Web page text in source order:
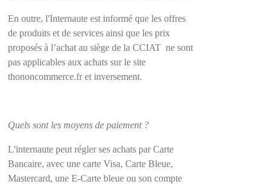
En outre, l'Internaute est informé que les offres
de produits et de services ainsi que les prix
proposés à l’achat au siège de la CCIAT ne sont
pas applicables aux achats sur le site
thononcommerce.fr et inversement.
Quels sont les moyens de paiement ?
L'internaute peut régler ses achats par Carte
Bancaire, avec une carte Visa, Carte Bleue,
Mastercard, une E-Carte bleue ou son compte